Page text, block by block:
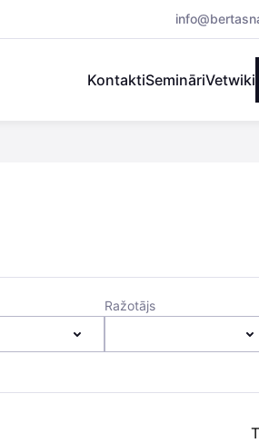
KontaktiSemināriVetwiki
Ražotājs